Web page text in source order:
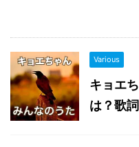
Various
キョエ
は？歌